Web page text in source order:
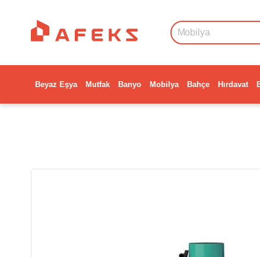
Beyaz Eşya Mutfak Banyo Mobilya Bahçe Hırdavat